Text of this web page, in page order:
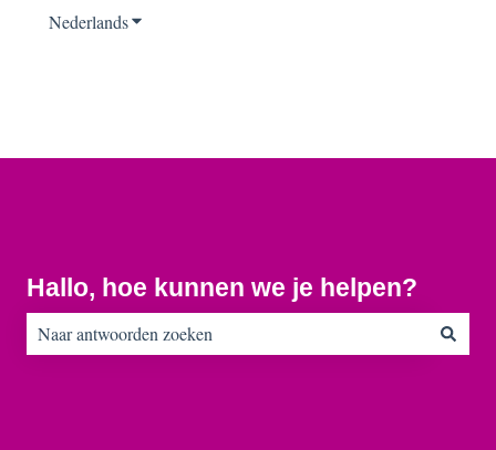
NederlandsSubmenu tonen voor vertalingen
Hallo, hoe kunnen we je helpen?